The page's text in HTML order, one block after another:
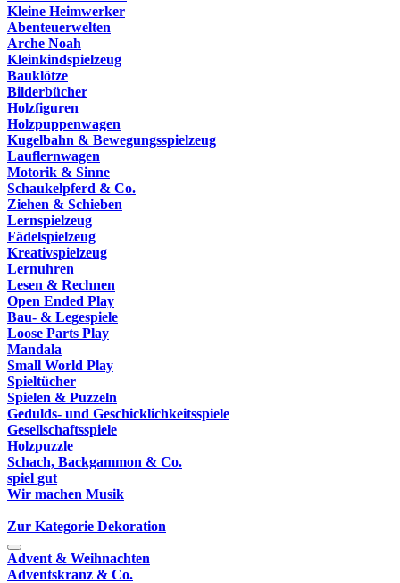
Kleine Heimwerker
Abenteuerwelten
Arche Noah
Kleinkindspielzeug
Bauklötze
Bilderbücher
Holzfiguren
Holzpuppenwagen
Kugelbahn & Bewegungsspielzeug
Lauflernwagen
Motorik & Sinne
Schaukelpferd & Co.
Ziehen & Schieben
Lernspielzeug
Fädelspielzeug
Kreativspielzeug
Lernuhren
Lesen & Rechnen
Open Ended Play
Bau- & Legespiele
Loose Parts Play
Mandala
Small World Play
Spieltücher
Spielen & Puzzeln
Gedulds- und Geschicklichkeitsspiele
Gesellschaftsspiele
Holzpuzzle
Schach, Backgammon & Co.
spiel gut
Wir machen Musik
Zur Kategorie Dekoration
Advent & Weihnachten
Adventskranz & Co.